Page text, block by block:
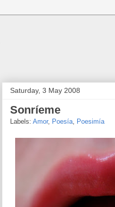
Saturday, 3 May 2008
Sonríeme
Labels: Amor, Poesía, Poesimía